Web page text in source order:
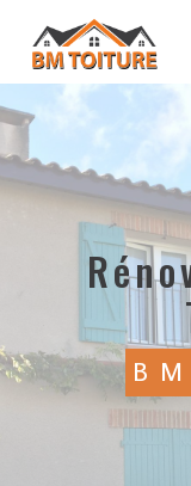
rénovation toiture
Panneau de gestion